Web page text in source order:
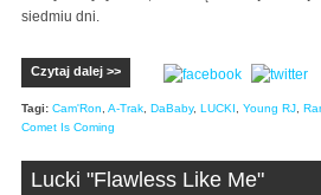
siedmiu dni.
Czytaj dalej >>
Tagi: Cam'Ron, A-Trak, DaBaby, LUCKI , Young RJ,
Comet Is Coming
Lucki "Flawless Like Me"